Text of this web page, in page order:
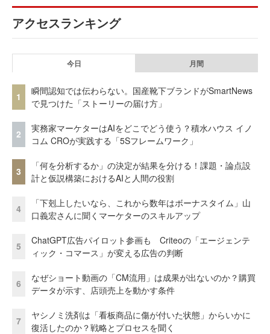
アクセスランキング
今日 月間
1
瞬間認知では伝わらない。国産靴下ブランドがSmartNews
で見つけた「ストーリーの届け方」
2
実務家マーケターはAIをどこでどう使う？積水ハウス イノ
コム CROが実践する「5Sフレームワーク」
3
「何を分析するか」の決定が結果を分ける！課題・論点設
計と仮説構築におけるAIと人間の役割
4
「下剋上したいなら、これから数年はボーナスタイム」山
口義宏さんに聞くマーケターのスキルアップ
5
ChatGPT広告パイロット参画も Criteoの「エージェンテ
ィック・コマース」が変える広告の判断
6
なぜショート動画の「CM流用」は成果が出ないのか？購買
データが示す、店頭売上を動かす条件
7
ヤシノミ洗剤は「看板商品に傷が付いた状態」からいかに
復活したのか？戦略とプロセスを聞く